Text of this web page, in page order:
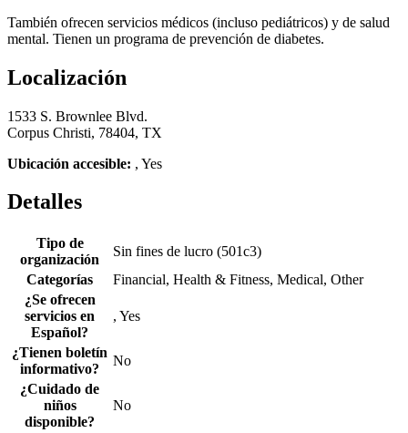
También ofrecen servicios médicos (incluso pediátricos) y de salud
mental. Tienen un programa de prevención de diabetes.
Localización
1533 S. Brownlee Blvd.
Corpus Christi, 78404, TX
Ubicación accesible: , Yes
Detalles
Tipo de
organización
Sin fines de lucro (501c3)
Categorías
Financial, Health & Fitness, Medical, Other
¿Se ofrecen
servicios en
Español?
, Yes
¿Tienen boletín
informativo?
No
¿Cuidado de
niños
disponible?
No